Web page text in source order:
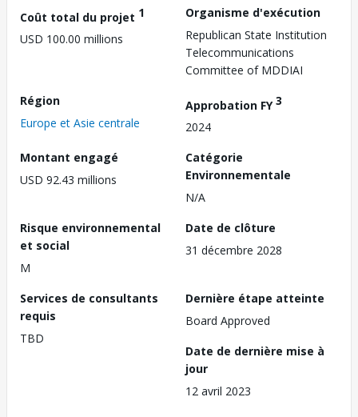
Coût total du projet 1
USD 100.00 millions
Organisme d'exécution
Republican State Institution
Telecommunications
Committee of MDDIAI
Région
Europe et Asie centrale
Approbation FY3
2024
Montant engagé
USD 92.43 millions
Catégorie
Environnementale
N/A
Risque environnemental
et social
M
Date de clôture
31 décembre 2028
Services de consultants
requis
TBD
Dernière étape atteinte
Board Approved
Date de dernière mise à
jour
12 avril 2023